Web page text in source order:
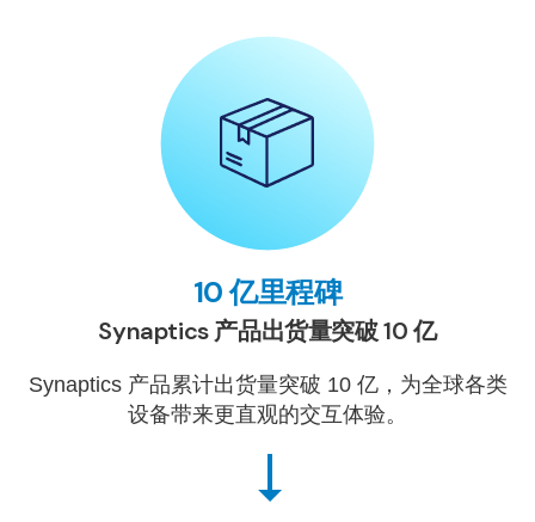
10 亿里程碑
Synaptics 产品出货量突破 10 亿
Synaptics 产品累计出货量突破 10 亿，为全球各类
设备带来更直观的交互体验。